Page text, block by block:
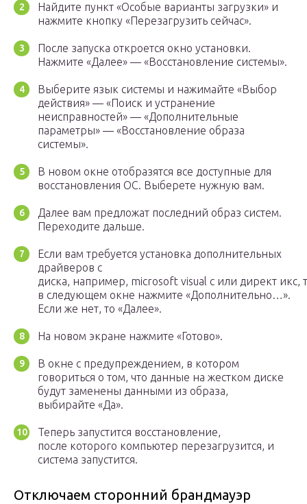
Найдите пункт «Особые варианты загрузки» и
нажмите кнопку «Перезагрузить сейчас».
После запуска откроется окно установки.
Нажмите «Далее» — «Восстановление системы».
Выберите язык системы и нажимайте «Выбор
действия» — «Поиск и устранение
неисправностей» — «Дополнительные
параметры» — «Восстановление образа
системы».
В новом окне отобразятся все доступные для
восстановления ОС. Выберете нужную вам.
Далее вам предложат последний образ систем.
Переходите дальше.
Если вам требуется установка дополнительных
драйверов с
диска, например, microsoft visual c или директ икс,
в следующем окне нажмите «Дополнительно…».
Если же нет, то «Далее».
На новом экране нажмите «Готово».
В окне с предупреждением, в котором
говориться о том, что данные на жестком диске
будут заменены данными из образа,
выбирайте «Да».
Теперь запустится восстановление,
после которого компьютер перезагрузится, и
система запустится.
Отключаем сторонний брандмауэр